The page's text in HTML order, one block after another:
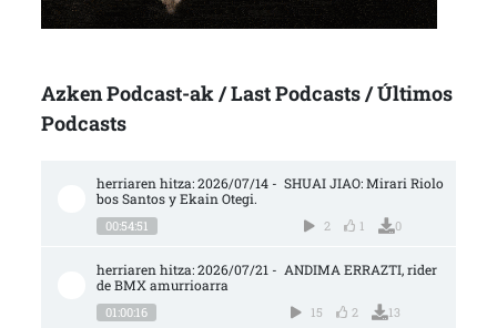
Azken Podcast-ak / Last Podcasts / Últimos
Podcasts
herriaren hitza: 2026/07/14 -  SHUAI JIAO: Mirari Riolo
bos Santos y Ekain Otegi.
00:54:51 2 1 0
herriaren hitza: 2026/07/21 -  ANDIMA ERRAZTI, rider
de BMX amurrioarra
01:00:16 15 2 13